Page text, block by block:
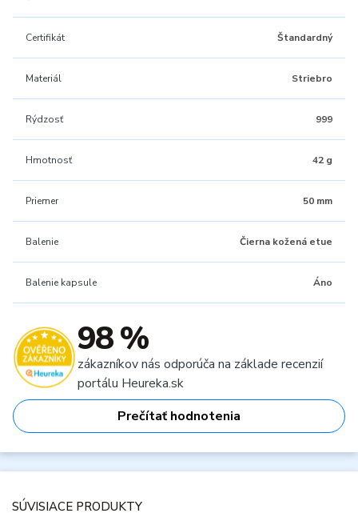
Certifikát Štandardný
Materiál Striebro
Rýdzosť 999
Hmotnosť 42 g
Priemer 50 mm
Balenie Čierna kožená etue
Balenie kapsule Áno
98 %
zákazníkov nás odporúča na základe recenzií
portálu Heureka.sk
Prečítať hodnotenia
SÚVISIACE PRODUKTY